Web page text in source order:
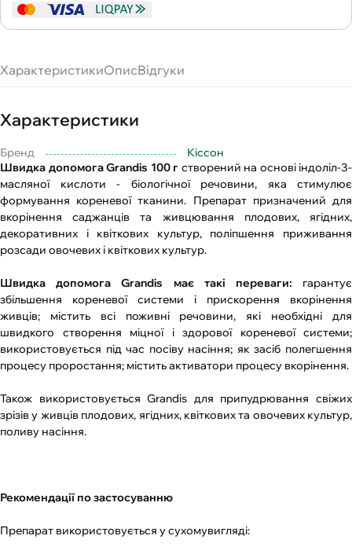
ХарактеристикиОписВідгуки
Характеристики
Бренд
Кіссон
Швидка допомога Grandis 100 г створений на основі індоліл-3-
масляної кислоти - біологічної речовини, яка стимулює
формування кореневої тканини. Препарат призначений для
вкорінення саджанців та живцювання плодових, ягідних,
декоративних і квіткових культур, поліпшення приживання
розсади овочевих і квіткових культур.
Швидка допомога Grandis має такі переваги: гарантує
збільшення кореневої системи і прискорення вкорінення
живців; містить всі поживні речовини, які необхідні для
швидкого створення міцної і здорової кореневої системи;
використовується під час посіву насіння; як засіб полегшення
процесу проростання; містить активатори процесу вкорінення.
Також використовується Grandis для припудрювання свіжих
зрізів у живців плодових, ягідних, квіткових та овочевих культур,
поливу насіння.
Рекомендації по застосуванню
Препарат використовується у сухомувигляді: